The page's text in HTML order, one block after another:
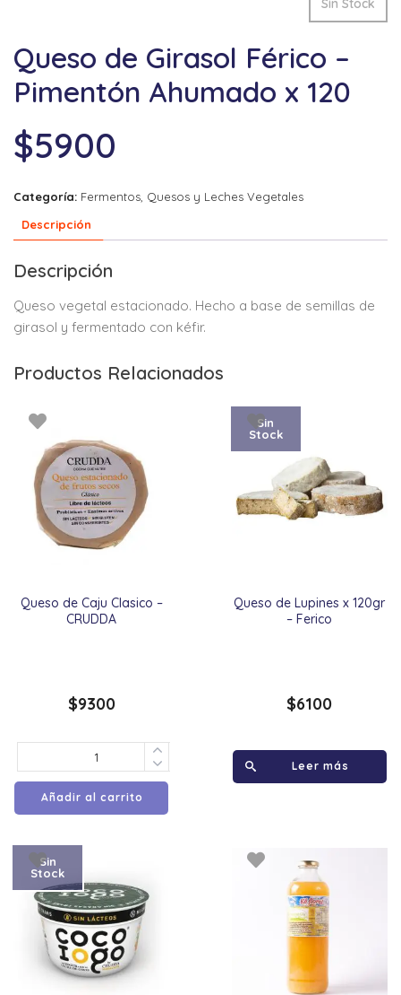
Sin Stock
Queso de Girasol Férico –
Pimentón Ahumado x 120
$5900
Categoría: Fermentos, Quesos y Leches Vegetales
Descripción
Descripción
Queso vegetal estacionado. Hecho a base de semillas de
girasol y fermentado con kéfir.
Productos Relacionados
Queso de Caju Clasico –
CRUDDA
$9300
Añadir al carrito
Queso de Lupines x 120gr
– Ferico
Sin
Stock
$6100
Leer más
Sin
Stock